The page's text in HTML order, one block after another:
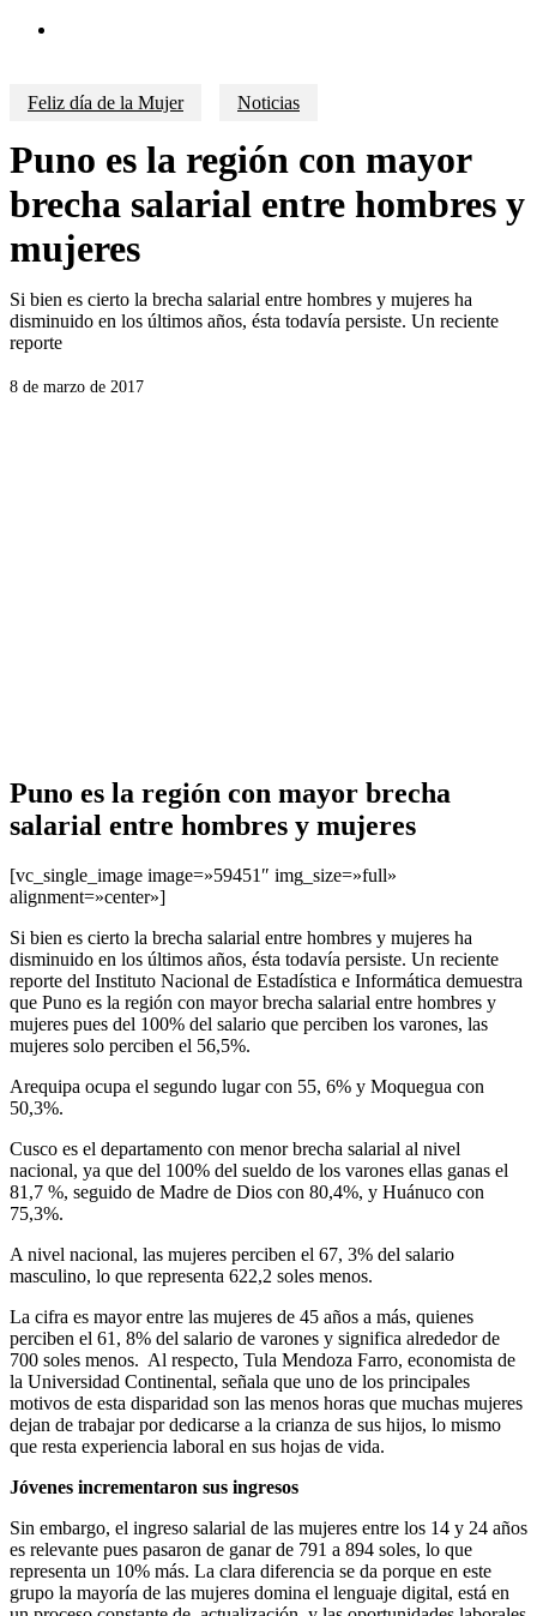
Feliz día de la Mujer Noticias
Puno es la región con mayor
brecha salarial entre hombres y
mujeres
Si bien es cierto la brecha salarial entre hombres y mujeres ha
disminuido en los últimos años, ésta todavía persiste. Un reciente
reporte
8 de marzo de 2017
Puno es la región con mayor brecha
salarial entre hombres y mujeres
[vc_single_image image=»59451″ img_size=»full»
alignment=»center»]
Si bien es cierto la brecha salarial entre hombres y mujeres ha
disminuido en los últimos años, ésta todavía persiste. Un reciente
reporte del Instituto Nacional de Estadística e Informática demuestra
que Puno es la región con mayor brecha salarial entre hombres y
mujeres pues del 100% del salario que perciben los varones, las
mujeres solo perciben el 56,5%.
Arequipa ocupa el segundo lugar con 55, 6% y Moquegua con
50,3%.
Cusco es el departamento con menor brecha salarial al nivel
nacional, ya que del 100% del sueldo de los varones ellas ganas el
81,7 %, seguido de Madre de Dios con 80,4%, y Huánuco con
75,3%.
A nivel nacional, las mujeres perciben el 67, 3% del salario
masculino, lo que representa 622,2 soles menos.
La cifra es mayor entre las mujeres de 45 años a más, quienes
perciben el 61, 8% del salario de varones y significa alrededor de
700 soles menos. Al respecto, Tula Mendoza Farro, economista de
la Universidad Continental, señala que uno de los principales
motivos de esta disparidad son las menos horas que muchas mujeres
dejan de trabajar por dedicarse a la crianza de sus hijos, lo mismo
que resta experiencia laboral en sus hojas de vida.
Jóvenes incrementaron sus ingresos
Sin embargo, el ingreso salarial de las mujeres entre los 14 y 24 años
es relevante pues pasaron de ganar de 791 a 894 soles, lo que
representa un 10% más. La clara diferencia se da porque en este
grupo la mayoría de las mujeres domina el lenguaje digital, está en